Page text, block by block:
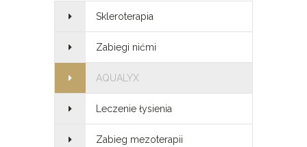
Skleroterapia
Zabiegi nićmi
AQUALYX
Leczenie łysienia
Zabieg mezoterapii